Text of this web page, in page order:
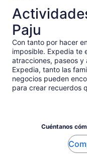
Paju
Con tanto por hacer
imposible. Expedia te
atracciones, paseos y
Expedia, tanto las
negocios pueden
para crear recuerdos
Cuéntanos